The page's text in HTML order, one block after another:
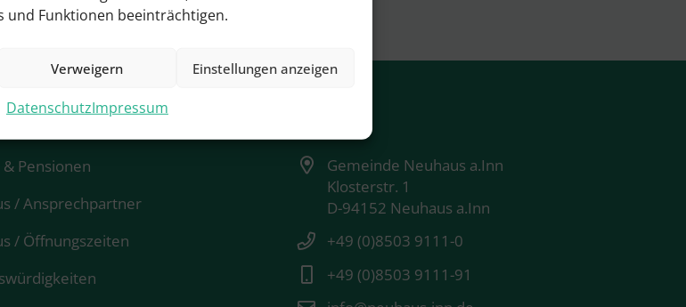
und Funktionen beeinträchtigen.
Verweigern Einstellungen anzeigen
DatenschutzImpressum
Pensionen
/ Ansprechpartner
/ Öffnungszeiten
Gemeinde Neuhaus a.Inn
Klosterstr. 1
D-94152 Neuhaus a.Inn
+49 (0)8503 9111-0
+49 (0)8503 9111-91